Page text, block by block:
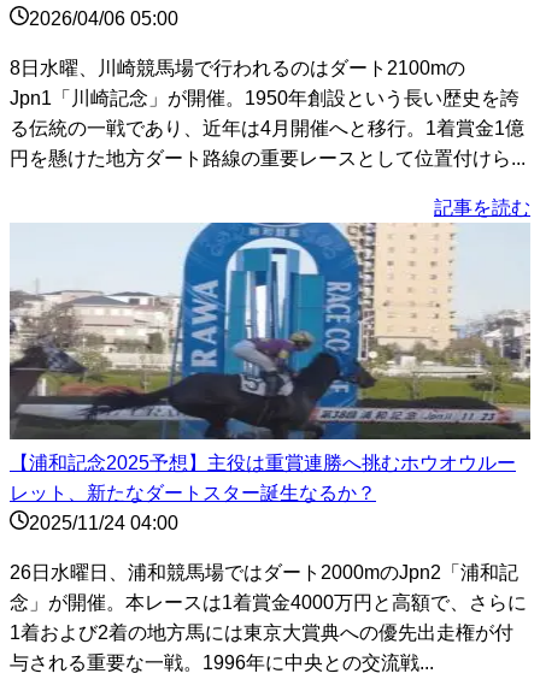
2026/04/06 05:00
8日水曜、川崎競馬場で行われるのはダート2100mの
Jpn1「川崎記念」が開催。1950年創設という長い歴史を誇
る伝統の一戦であり、近年は4月開催へと移行。1着賞金1億
円を懸けた地方ダート路線の重要レースとして位置付けら...
記事を読む
【浦和記念2025予想】主役は重賞連勝へ挑むホウオウルー
レット、新たなダートスター誕生なるか？
2025/11/24 04:00
26日水曜日、浦和競馬場ではダート2000mのJpn2「浦和記
念」が開催。本レースは1着賞金4000万円と高額で、さらに
1着および2着の地方馬には東京大賞典への優先出走権が付
与される重要な一戦。1996年に中央との交流戦...